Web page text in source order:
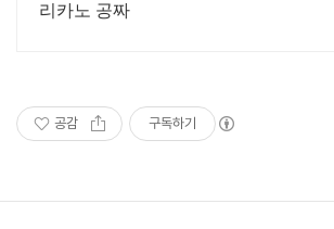
리카노 공짜
공감 구독하기